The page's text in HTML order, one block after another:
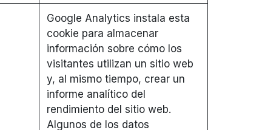
Google Analytics instala esta
cookie para almacenar
información sobre cómo los
visitantes utilizan un sitio web
y, al mismo tiempo, crear un
informe analítico del
rendimiento del sitio web.
Algunos de los datos